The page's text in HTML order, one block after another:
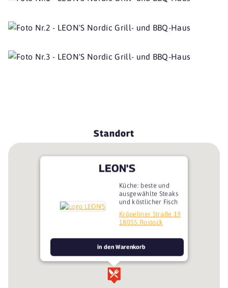
Standort
LEON'S
Küche: beste und
ausgewählte Steaks
und köstlicher Fisch
Kröpeliner Straße 19
18055 Rostock
in den Warenkorb